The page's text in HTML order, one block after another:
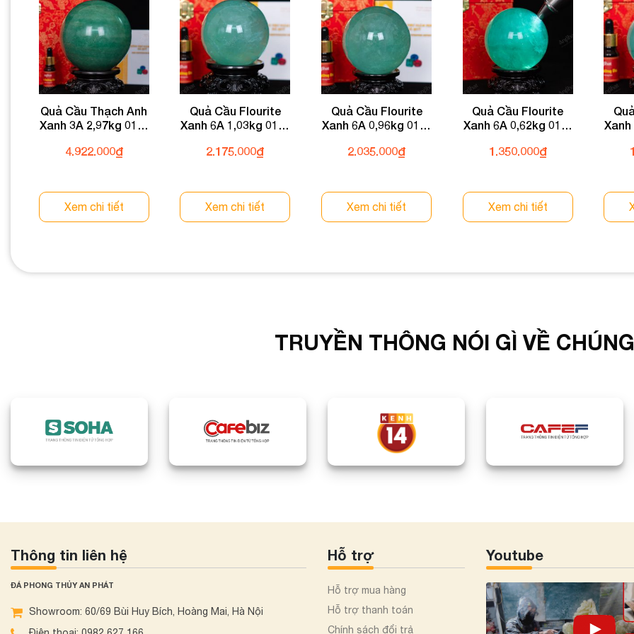
Quả Cầu Thạch Anh
Xanh 3A 2,97kg 011-
4.922.000₫
Xem chi tiết
Quả Cầu Flourite
Xanh 6A 1,03kg 011-
2.175.000₫
Xem chi tiết
Quả Cầu Flourite
Xanh 6A 0,96kg 011-
2.035.000₫
Xem chi tiết
Quả Cầu Flourite
Xanh 6A 0,62kg 011-
1.350.000₫
Xem chi tiết
Xanh
TRUYỀN THÔNG NÓI GÌ VỀ
Thông tin liên hệ
ĐÁ PHONG THỦY AN PHÁT
Showroom: 60/69 Bùi Huy Bích, Hoàng Mai, Hà Nội
Hỗ trợ
Hỗ trợ mua hàng
Hỗ trợ thanh toán
Chính sách đổi trả
Youtube